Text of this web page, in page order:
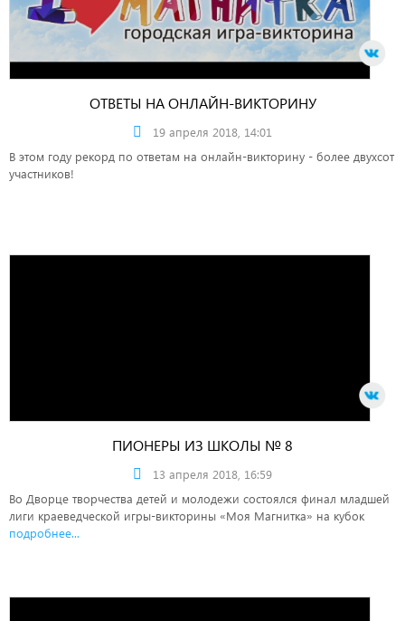
ОТВЕТЫ НА ОНЛАЙН-ВИКТОРИНУ
19 апреля 2018, 14:01
В этом году рекорд по ответам на онлайн-викторину - более двухсот
участников!
ПИОНЕРЫ ИЗ ШКОЛЫ № 8
13 апреля 2018, 16:59
Во Дворце творчества детей и молодежи состоялся финал младшей
лиги краеведческой игры-викторины «Моя Магнитка» на кубок
подробнее...